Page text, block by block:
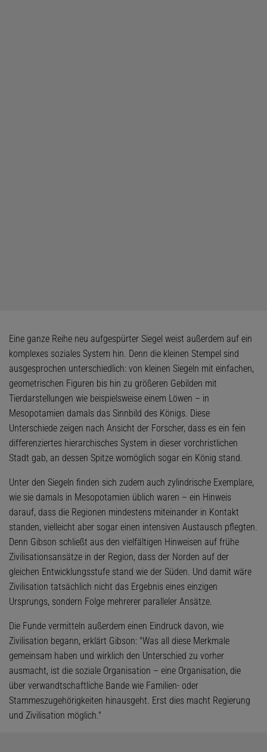
Eine ganze Reihe neu aufgespürter Siegel weist außerdem auf ein
komplexes soziales System hin. Denn die kleinen Stempel sind
ausgesprochen unterschiedlich: von kleinen Siegeln mit einfachen,
geometrischen Figuren bis hin zu größeren Gebilden mit
Tierdarstellungen wie beispielsweise einem Löwen – in
Mesopotamien damals das Sinnbild des Königs. Diese
Unterschiede zeigen nach Ansicht der Forscher, dass es ein fein
differenziertes hierarchisches System in dieser vorchristlichen
Stadt gab, an dessen Spitze womöglich sogar ein König stand.
Unter den Siegeln finden sich zudem auch zylindrische Exemplare,
wie sie damals in Mesopotamien üblich waren – ein Hinweis
darauf, dass die Regionen mindestens miteinander in Kontakt
standen, vielleicht aber sogar einen intensiven Austausch pflegten.
Denn Gibson schließt aus den vielfältigen Hinweisen auf frühe
Zivilisationsansätze in der Region, dass der Norden auf der
gleichen Entwicklungsstufe stand wie der Süden. Und damit wäre
Zivilisation tatsächlich nicht das Ergebnis eines einzigen
Ursprungs, sondern Folge mehrerer paralleler Ansätze.
Die Funde vermitteln außerdem einen Eindruck davon, wie
Zivilisation begann, erklärt Gibson: "Was all diese Merkmale
gemeinsam haben und wirklich den Unterschied zu vorher
ausmacht, ist die soziale Organisation – eine Organisation, die
über verwandtschaftliche Bande wie Familien- oder
Stammeszugehörigkeiten hinausgeht. Erst dies macht Regierung
und Zivilisation möglich."